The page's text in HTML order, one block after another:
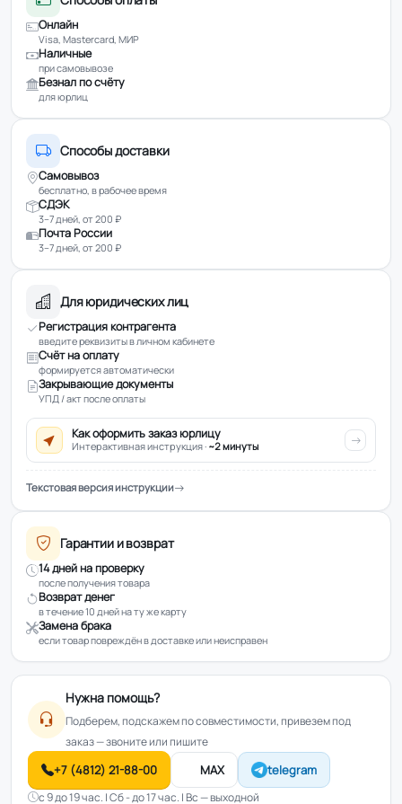
Онлайн
Visa, Mastercard, МИР
Наличные
при самовывозе
Безнал по счёту
для юрлиц
Способы доставки
Самовывоз
бесплатно, в рабочее время
СДЭК
3–7 дней, от 200 ₽
Почта России
3–7 дней, от 200 ₽
Для юридических лиц
Регистрация контрагента
введите реквизиты в личном кабинете
Счёт на оплату
формируется автоматически
Закрывающие документы
УПД / акт после оплаты
Как оформить заказ юрлицу
Интерактивная инструкция · ~2 минуты
Текстовая версия инструкции
Гарантии и возврат
14 дней на проверку
после получения товара
Возврат денег
в течение 10 дней на ту же карту
Замена брака
если товар повреждён в доставке или неисправен
Нужна помощь?
Подберем, подскажем по совместимости, привезем под
заказ — звоните или пишите
+7 (4812) 21-88-00 MAX telegram
с 9 до 19 час. | Сб - до 17 час. | Вс — выходной